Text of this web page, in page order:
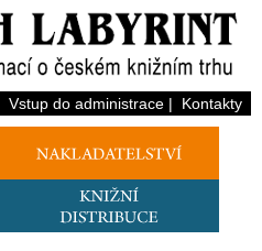
Vstup do administrace| Kontakty